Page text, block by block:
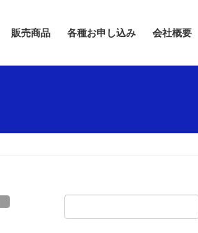
販売商品 各種お申し込み 会社概要